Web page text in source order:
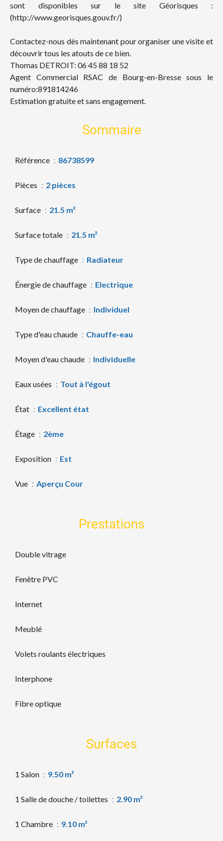
sont disponibles sur le site Géorisques :
(http://www.georisques.gouv.fr/)
Contactez-nous dès maintenant pour organiser une visite et
découvrir tous les atouts de ce bien.
Thomas DETROIT: 06 45 88 18 52
Agent Commercial RSAC de Bourg-en-Bresse sous le
numéro:891814246
Estimation gratuite et sans engagement.
Sommaire
Référence 86738599
Pièces 2 pièces
Surface 21.5 m²
Surface totale 21.5 m²
Type de chauffage Radiateur
Énergie de chauffage Electrique
Moyen de chauffage Individuel
Type d'eau chaude Chauffe-eau
Moyen d'eau chaude Individuelle
Eaux usées Tout à l'égout
État Excellent état
Étage 2ème
Exposition Est
Vue Aperçu Cour
Prestations
Double vitrage
Fenêtre PVC
Internet
Meublé
Volets roulants électriques
Interphone
Fibre optique
Surfaces
1 Salon 9.50 m²
1 Salle de douche / toilettes 2.90 m²
1 Chambre 9.10 m²